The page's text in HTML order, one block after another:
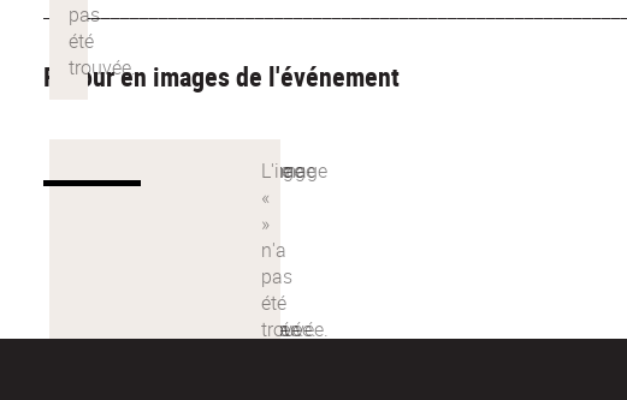
______________________________________________________________
Retour en images de l'événement